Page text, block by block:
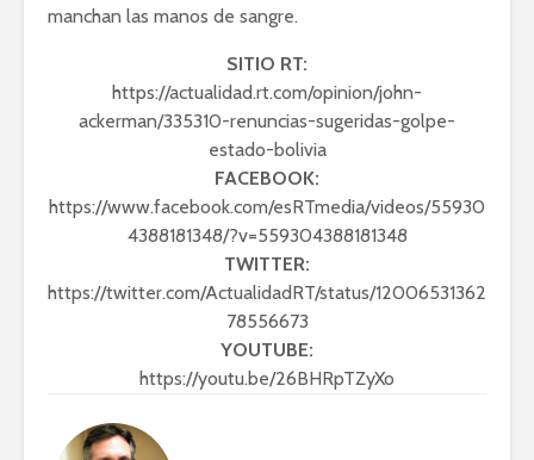
manchan las manos de sangre.
SITIO RT:
https://actualidad.rt.com/opinion/john-
ackerman/335310-renuncias-sugeridas-golpe-
estado-bolivia
FACEBOOK:
https://www.facebook.com/esRTmedia/videos/55930
4388181348/?v=559304388181348
TWITTER:
https://twitter.com/ActualidadRT/status/12006531362
78556673
YOUTUBE:
https://youtu.be/26BHRpTZyXo